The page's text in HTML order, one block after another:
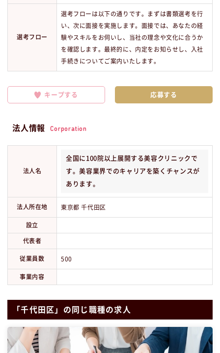
選考フロー
選考フローは以下の通りです。まずは書類選考を行
い、次に面接を実施します。面接では、あなたの経
験やスキルをお伺いし、当社の理念や文化に合うか
を確認します。最終的に、内定をお知らせし、入社
手続きについてご案内いたします。
キープする
法人情報 Corporation
法人名
全国に100院以上展開する美容クリニックで
す。美容業界でのキャリアを築くチャンスが
あります。
法人所在地 東京都 千代田区
設立
代表者
従業員数 500
事業内容
「千代田区」の同じ職種の求人